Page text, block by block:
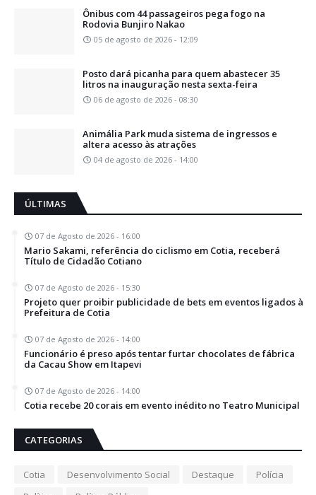
Ônibus com 44 passageiros pega fogo na
Rodovia Bunjiro Nakao
05 de agosto de 2026 - 12:09
Posto dará picanha para quem abastecer 35
litros na inauguração nesta sexta-feira
06 de agosto de 2026 - 08:30
Animália Park muda sistema de ingressos e
altera acesso às atrações
04 de agosto de 2026 - 14:00
ÚLTIMAS
07 de Agosto de 2026 - 16:00
Mario Sakami, referência do ciclismo em Cotia, receberá
Título de Cidadão Cotiano
07 de Agosto de 2026 - 15:30
Projeto quer proibir publicidade de bets em eventos ligados à
Prefeitura de Cotia
07 de Agosto de 2026 - 14:00
Funcionário é preso após tentar furtar chocolates de fábrica
da Cacau Show em Itapevi
07 de Agosto de 2026 - 14:00
Cotia recebe 20 corais em evento inédito no Teatro Municipal
CATEGORIAS
Cotia Desenvolvimento Social Destaque
Polícia